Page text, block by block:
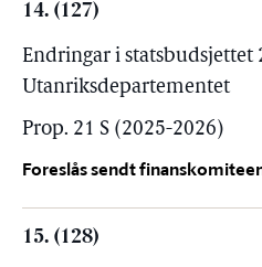
14. (127)
Endringar i statsbudsjettet
Utanriksdepartementet
Prop. 21 S (2025-2026)
Foreslås sendt
15. (128)